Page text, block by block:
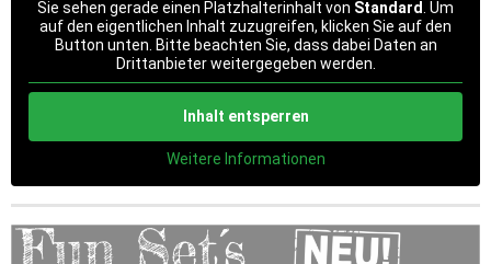
Sie sehen gerade einen Platzhalterinhalt von Standard . Um
auf den eigentlichen Inhalt zuzugreifen, klicken Sie auf den
Button unten. Bitte beachten Sie, dass dabei Daten an
Drittanbieter weitergegeben werden.
Inhalt entsperren
Weitere Informationen